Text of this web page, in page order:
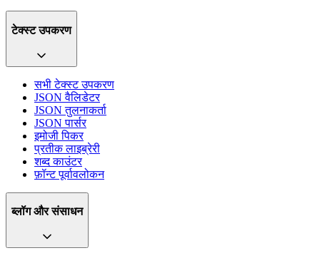
टेक्स्ट उपकरण
सभी टेक्स्ट उपकरण
JSON वैलिडेटर
JSON तुलनाकर्ता
JSON पार्सर
इमोजी पिकर
प्रतीक लाइब्रेरी
शब्द काउंटर
फ़ॉन्ट पूर्वावलोकन
ब्लॉग और संसाधन